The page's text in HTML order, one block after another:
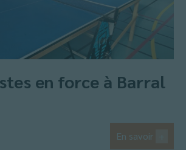
en force à Barral
En savoir